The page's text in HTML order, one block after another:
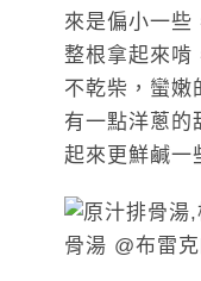
來是偏小一些
整根拿起來啃
不乾柴，蠻嫩
有一點洋蔥的
起來更鮮鹹一